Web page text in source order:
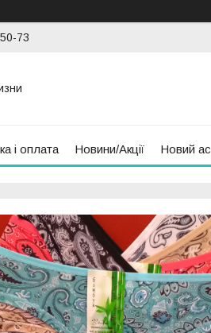
73
і оплата Новини/Акції Новий